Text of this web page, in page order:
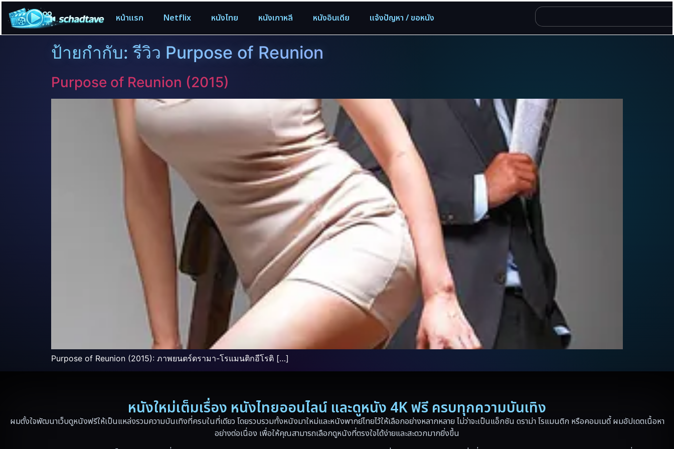
หน้าแรก Netflix หนังไทย หนังเกาหลี หนังอินเดีย แจ้งปัญหา / ขอหนัง
ป้ายกำกับ:รีวิว Purpose of Reunion
Purpose of Reunion (2015)
Purpose of Reunion (2015): ภาพยนตร์ดรามา-โรแมนติกอีโรติ […]
หนังใหม่เต็มเรื่อง หนังไทยออนไลน์ และดูหนัง 4K ฟรี ครบทุกความบันเทิง
ผมตั้งใจพัฒนาเว็บดูหนังฟรีให้เป็นแหล่งรวมความบันเทิงที่ครบในที่เดียว โดยรวบรวมทั้งหนังมาใหม่และหนังพากย์ไทยไว้ให้เลือกอย่างหลากหลาย ไม่ว่าจะเป็นแอ็กชัน ดราม่า โรแมนติก หรือคอมเมดี้ ผมอัปเดตเนื้อหา
อย่างต่อเนื่อง เพื่อให้คุณสามารถเลือกดูหนังที่ตรงใจได้ง่ายและสะดวกมากยิ่งขึ้น